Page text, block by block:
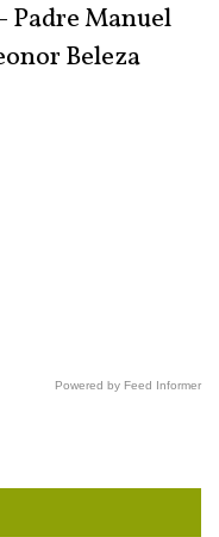
Padre Manuel
Beleza
Powered by Feed Informer